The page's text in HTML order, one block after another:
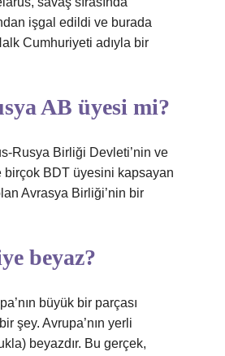
işgal edildi ve burada
Cumhuriyeti adıyla bir
AB üyesi mi?
Rusya Birliği Devleti’nin ve
birçok BDT üyesini kapsayan
Avrasya Birliği’nin bir
beyaz?
büyük bir parçası
şey. Avrupa’nın yerli
beyazdır. Bu gerçek,